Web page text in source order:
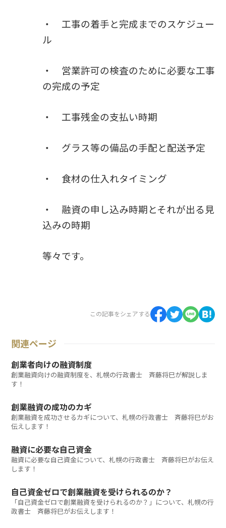
・ 工事の着手と完成までのスケジュー
ル
・ 営業許可の検査のために必要な工事
の完成の予定
・ 工事残金の支払い時期
・ グラス等の備品の手配と配送予定
・ 食材の仕入れタイミング
・ 融資の申し込み時期とそれが出る見
込みの時期
等々です。
この記事をシェアする
関連ページ
創業者向けの融資制度
創業融資向けの融資制度を、札幌の行政書士 斉藤将巳が解説しま
す！
創業融資の成功のカギ
創業融資を成功させるカギについて、札幌の行政書士 斉藤将巳がお
伝えします！
融資に必要な自己資金
融資に必要な自己資金について、札幌の行政書士 斉藤将巳がお伝え
します！
自己資金ゼロで創業融資を受けられるのか？
「自己資金ゼロで創業融資を受けられるのか？」について、札幌の行
政書士 斉藤将巳がお伝えします！